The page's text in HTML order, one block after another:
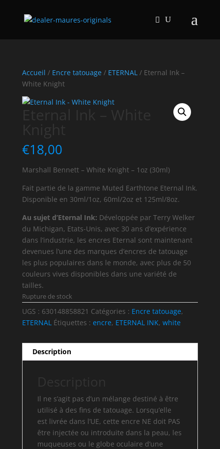
Accueil / Encre tatouage/ ETERNAL/ Eternal Ink –
White Knight
€18,00
Marshall Bennett – White Knight – 1oz (30ml)
Fait partie de la gamme Muted Earthtone Eternal Ink.
Disponible en 30ml/1oz, 60ml/2oz et 125ml/8oz.
Au sujet d’Eternal Ink: Développée par Terry Welker
du Michigan, Etats-Unis, avec 30 ans d’expérience
dans l’industrie, les encres Eternal sont maintenant
devenues l’une des marques d’encres de tatouage
les plus populaires dans le monde, avec plus de 50
couleurs vives disponibles dans une variété de
tailles.
Rupture de stock
UGS : 630148858821 Catégories : Encre tatouage,
ETERNAL Étiquettes : encre, ETERNAL INK, white
Description
Il ne s’agit pas d’un mélange destiné à être
utilisé à des fins de tatouage. Lorsqu’elle
est livrée dans l’UE, cette encre NE doit PAS
être injectée ou introduite dans la peau, les
muqueuses ou le globe oculaire d’une